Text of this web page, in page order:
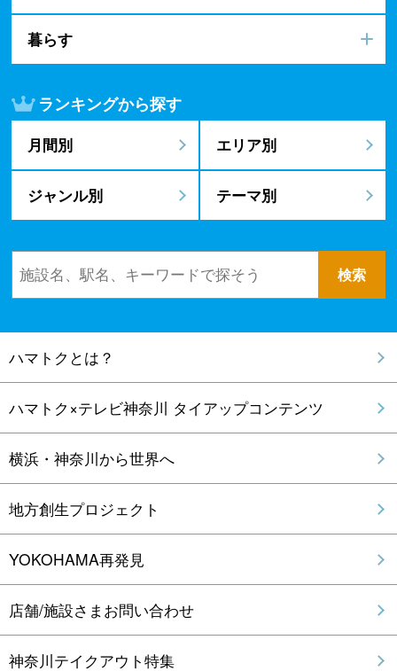
暮らす
ランキングから探す
月間別 エリア別
ジャンル別 テーマ別
ハマトクとは？
ハマトク×テレビ神奈川 タイアップコンテンツ
横浜・神奈川から世界へ
地方創生プロジェクト
YOKOHAMA再発見
店舗/施設さまお問い合わせ
神奈川テイクアウト特集